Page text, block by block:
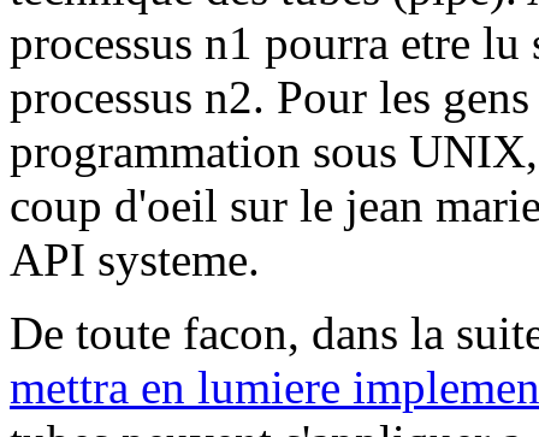
processus n1 pourra etre lu
processus n2. Pour les
programmation sous
coup d'oeil sur le jean
API systeme.
De toute facon, dans la
mettra en lumiere